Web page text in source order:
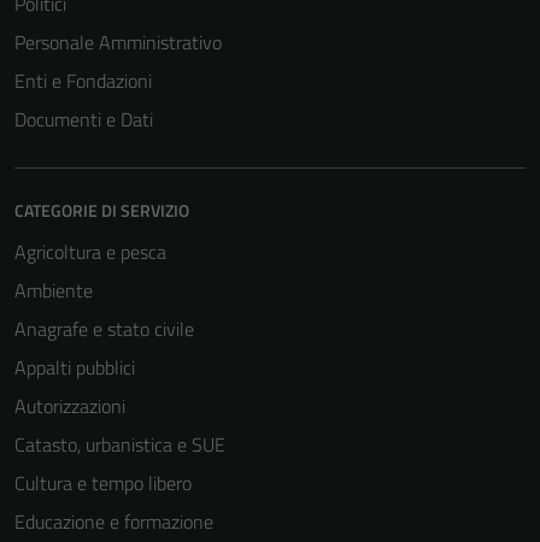
Personale Amministrativo
Enti e Fondazioni
Documenti e Dati
CATEGORIE DI SERVIZIO
Agricoltura e pesca
Ambiente
Anagrafe e stato civile
Appalti pubblici
Autorizzazioni
Catasto, urbanistica e SUE
Cultura e tempo libero
Educazione e formazione